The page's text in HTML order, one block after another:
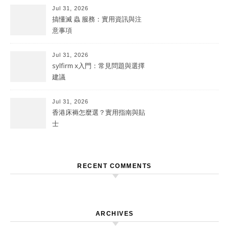
Jul 31, 2026
搞懂滅 蟲 服務：實用資訊與注
意事項
Jul 31, 2026
sylfirm x入門：常見問題與選擇
建議
Jul 31, 2026
香港床褥怎麼選？實用指南與貼
士
RECENT COMMENTS
ARCHIVES